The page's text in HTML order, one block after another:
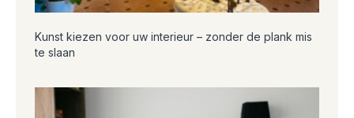
Kunst kiezen voor uw interieur – zonder de plank mis
te slaan